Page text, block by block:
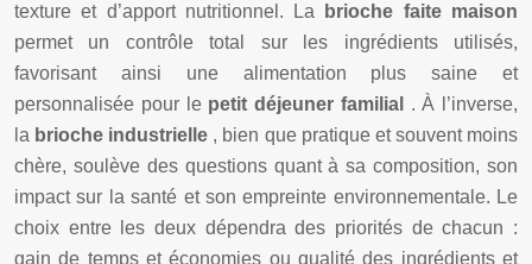
texture et d’apport nutritionnel. La
brioche faite maison
permet un contrôle total sur les ingrédients utilisés,
favorisant ainsi une alimentation plus saine et
personnalisée pour le petit déjeuner familial . À l’inverse,
la brioche industrielle , bien que pratique et souvent moins
chère, soulève des questions quant à sa composition, son
impact sur la santé et son empreinte environnementale. Le
choix entre les deux dépendra des priorités de chacun :
gain de temps et économies ou qualité des ingrédients et